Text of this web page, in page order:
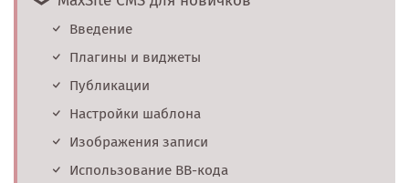
Введение
Плагины и виджеты
Публикации
Настройки шаблона
Изображения записи
Использование BB-кода